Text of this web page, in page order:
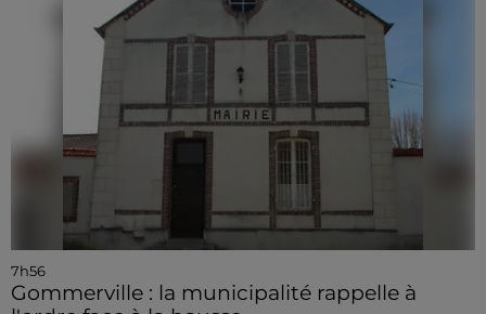
7h56
Gommerville : la municipalité rappelle à